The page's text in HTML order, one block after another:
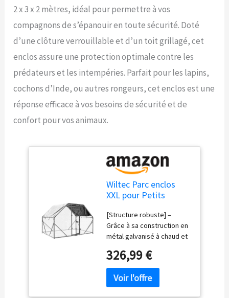
2 x 3 x 2 mètres, idéal pour permettre à vos
compagnons de s’épanouir en toute sécurité. Doté
d’une clôture verrouillable et d’un toit grillagé, cet
enclos assure une protection optimale contre les
prédateurs et les intempéries. Parfait pour les lapins,
cochons d’Inde, ou autres rongeurs, cet enclos est une
réponse efficace à vos besoins de sécurité et de
confort pour vos animaux.
Wiltec Parc enclos
XXL pour Petits
domestiques – 2 x 3 x
2 m – en Acier –
Clôture verrouillable
avec Toit grillagé à
pignon et Bâche –
Cage Lapin Clapier
Hamster Cochon
[Structure robuste] –
Grâce à sa construction en
métal galvanisé à chaud et
revêtu de PVC, cet enclos
extérieur de la marque
Wiltec offre une stabilité et
une sécurité optimales
326,99 €